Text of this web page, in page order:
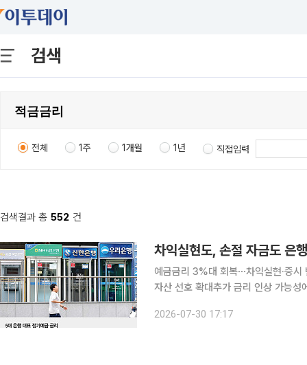
검색
전체 1주 1개월 1년 직접입력
검색결과 총 552 건
예금금리 3%대 회복⋯차익실현·증
자산 선호 확대추가 금리 인상 가능성에도 은행권 수
변동성 확대에 따른 위험 회피 심리,
2026-07-30 17:17